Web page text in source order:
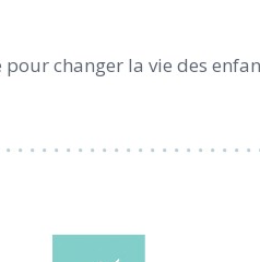
changer la vie des